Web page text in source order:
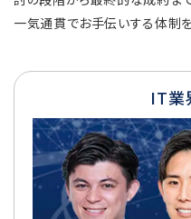
一気通貫でお手伝いする体制を
IT業